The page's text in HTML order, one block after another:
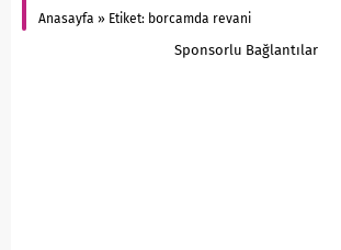
Anasayfa » Etiket: borcamda revani
Sponsorlu Bağlantılar